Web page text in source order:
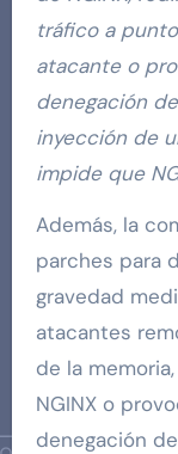
tráfico a
atacante o
denegación
inyección de
impide que
Además, la
parches para
gravedad
atacantes
de la
NGINX o
denegación